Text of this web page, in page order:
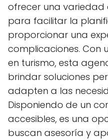
ofrecer una variedad
para facilitar la
proporcionar una
complicaciones. Con
en turismo, esta
brindar soluciones
adapten a las
Disponiendo de un
accesibles, es una
buscan asesoría y